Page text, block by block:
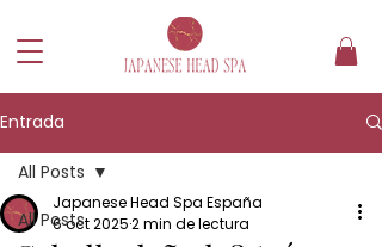
Entrada
All Posts
All Posts
Japanese Head Spa España
6 oct 20252 min de lectura